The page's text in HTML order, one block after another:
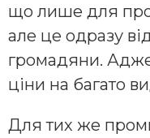
що лише для
але це одразу
громадяни. Адже
ціни на багато
Для тих же